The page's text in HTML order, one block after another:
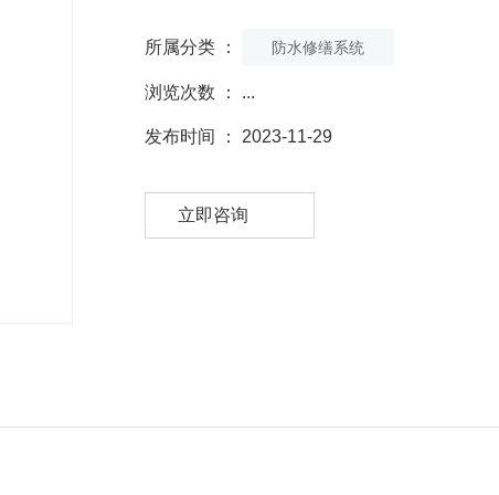
所属分类 ： 防水修缮系统
浏览次数 ： ...
发布时间 ： 2023-11-29
立即咨询